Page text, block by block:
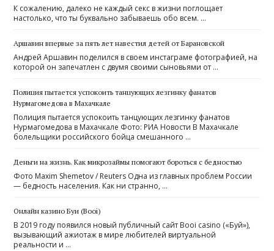
К сожалению, далеко не каждый секс в жизни поглощает
настолько, что ты буквально забываешь обо всем. …
Аршавин впервые за пять лет навестил детей от Барановской
Андрей Аршавин поделился в своем инстаграме фотографией, на
которой он запечатлен с двумя своими сыновьями от …
Полиция пытается успокоить танцующих лезгинку фанатов
Нурмагомедова в Махачкале
Полиция пытается успокоить танцующих лезгинку фанатов
Нурмагомедова в Махачкале Фото: РИА Новости В Махачкале
болельщики российского бойца смешанного …
Деньги на жизнь. Как микрозаймы помогают бороться с бедностью
Фото Maxim Shemetov / Reuters Одна из главных проблем России
— бедность населения. Как ни странно, …
Онлайн казино Буи (Booi)
В 2019 году появился новый публичный сайт Booi casino («Буй»),
вызывающий ажиотаж в мире любителей виртуальной
реальности и …